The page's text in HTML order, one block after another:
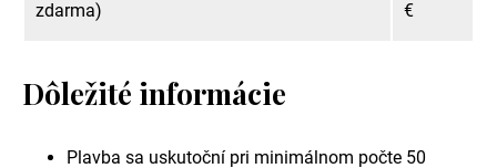
zdarma)
€
Dôležité informácie
Plavba sa uskutoční pri minimálnom počte 50